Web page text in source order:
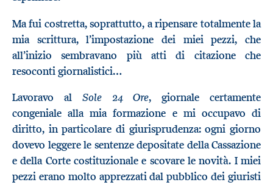
Ma fui costretta, soprattutto, a ripensare totalmente la
mia scrittura, l’impostazione dei miei pezzi, che
all’inizio sembravano più atti di citazione che
resoconti giornalistici…
Lavoravo al Sole 24 Ore, giornale certamente
congeniale alla mia formazione e mi occupavo di
diritto, in particolare di giurisprudenza: ogni giorno
dovevo leggere le sentenze depositate della Cassazione
e della Corte costituzionale e scovare le novità. I miei
pezzi erano molto apprezzati dal pubblico dei giuristi